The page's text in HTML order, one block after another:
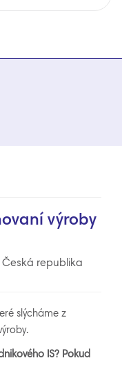
výroby
republika
slýcháme z
IS? Pokud